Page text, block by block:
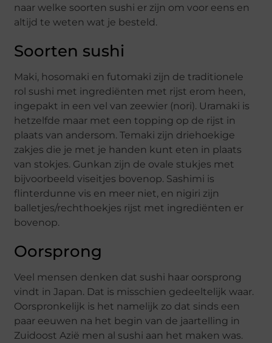
naar welke soorten sushi er zijn om voor eens en
altijd te weten wat je besteld.
Soorten sushi
Maki, hosomaki en futomaki zijn de traditionele
rol sushi met ingrediënten met rijst erom heen,
ingepakt in een vel van zeewier (nori). Uramaki is
hetzelfde maar met een topping op de rijst in
plaats van andersom. Temaki zijn driehoekige
zakjes die je met je handen kunt eten in plaats
van stokjes. Gunkan zijn de ovale stukjes met
bijvoorbeeld viseitjes bovenop. Sashimi is
flinterdunne vis en meer niet, en nigiri zijn
balletjes/rechthoekjes rijst met ingrediënten er
bovenop.
Oorsprong
Veel mensen denken dat sushi haar oorsprong
vindt in Japan. Dat is misschien gedeeltelijk waar.
Oorspronkelijk is het namelijk zo dat sinds een
paar eeuwen na het begin van de jaartelling in
Zuidoost Azië men al sushi aan het maken was.